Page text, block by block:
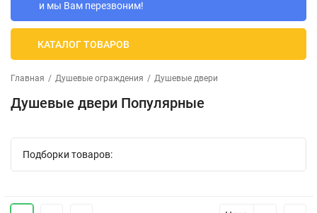
и мы Вам перезвоним!
КАТАЛОГ ТОВАРОВ
Главная / Душевые ограждения / Душевые двери
Душевые двери Популярные
Подборки товаров: